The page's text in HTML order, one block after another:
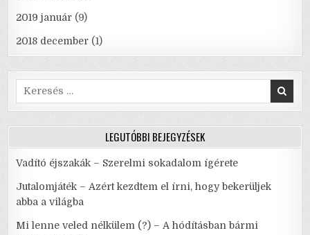
2019 január (9)
2018 december (1)
Search
for:
LEGUTÓBBI BEJEGYZÉSEK
Vadító éjszakák – Szerelmi sokadalom ígérete
Jutalomjáték – Azért kezdtem el írni, hogy bekerüljek
abba a világba
Mi lenne veled nélkülem (?) – A hódításban bármi